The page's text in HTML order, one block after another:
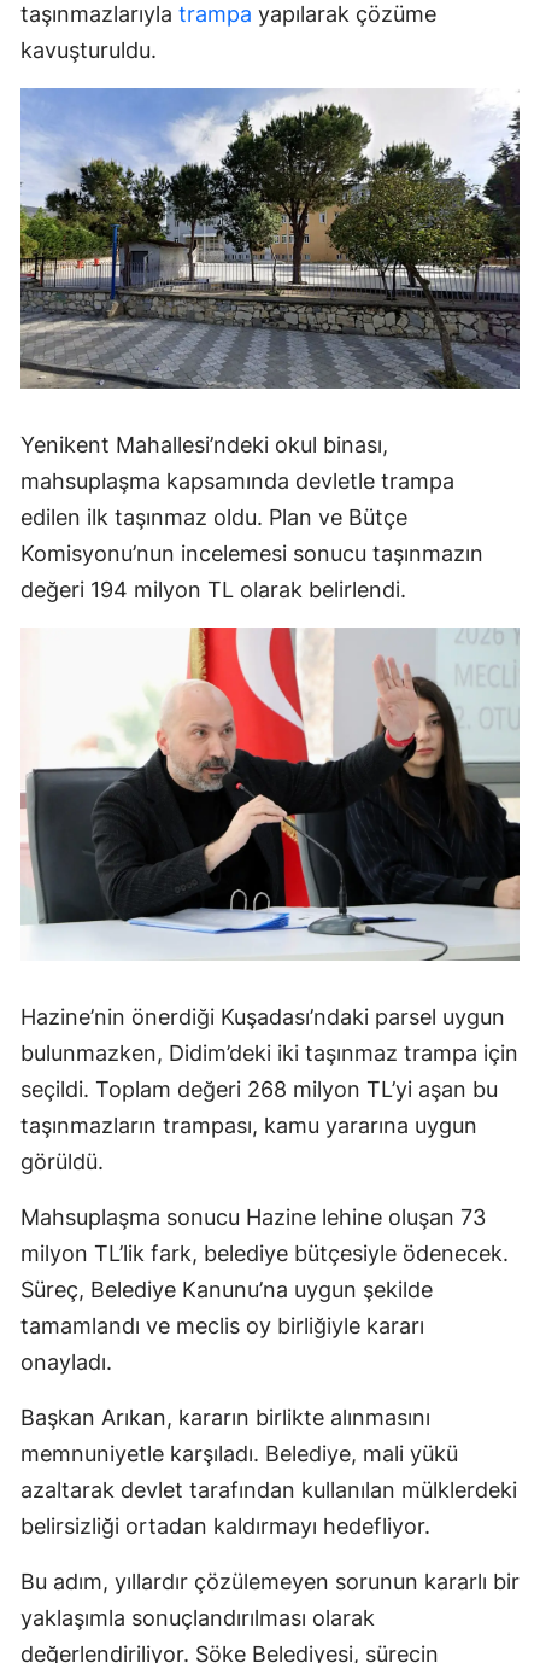
taşınmazlarıyla trampa yapılarak çözüme
kavuşturuldu.
Yenikent Mahallesi’ndeki okul binası,
mahsuplaşma kapsamında devletle trampa
edilen ilk taşınmaz oldu. Plan ve Bütçe
Komisyonu’nun incelemesi sonucu taşınmazın
değeri 194 milyon TL olarak belirlendi.
Hazine’nin önerdiği Kuşadası’ndaki parsel uygun
bulunmazken, Didim’deki iki taşınmaz trampa için
seçildi. Toplam değeri 268 milyon TL’yi aşan bu
taşınmazların trampası, kamu yararına uygun
görüldü.
Mahsuplaşma sonucu Hazine lehine oluşan 73
milyon TL’lik fark, belediye bütçesiyle ödenecek.
Süreç, Belediye Kanunu’na uygun şekilde
tamamlandı ve meclis oy birliğiyle kararı
onayladı.
Başkan Arıkan, kararın birlikte alınmasını
memnuniyetle karşıladı. Belediye, mali yükü
azaltarak devlet tarafından kullanılan mülklerdeki
belirsizliği ortadan kaldırmayı hedefliyor.
Bu adım, yıllardır çözülemeyen sorunun kararlı bir
yaklaşımla sonuçlandırılması olarak
değerlendiriliyor. Söke Belediyesi, sürecin